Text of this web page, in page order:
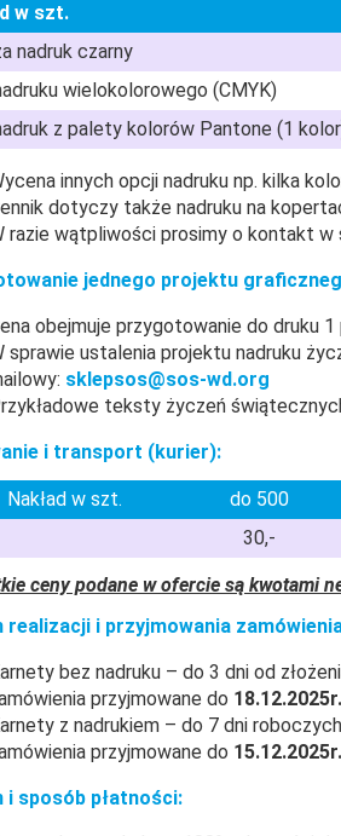
w szt.
nadruk czarny
wielokolorowego (CMYK)
z palety kolorów Pantone (1
innych opcji nadruku np. kilka
dotyczy także nadruku na
razie wątpliwości prosimy o kontakt w
jednego projektu
obejmuje przygotowanie do druku
sprawie ustalenia projektu nadruku
sklepsos@sos-wd.org
teksty życzeń
i transport (kurier):
Nakład w szt. do 500
30,-
ceny podane w ofercie są kwotami
realizacji i przyjmowania
bez nadruku – do 3 dni od
przyjmowane do 18.12.2025r.
z nadrukiem – do 7 dni
przyjmowane do 15.12.2025r.
i sposób płatności: